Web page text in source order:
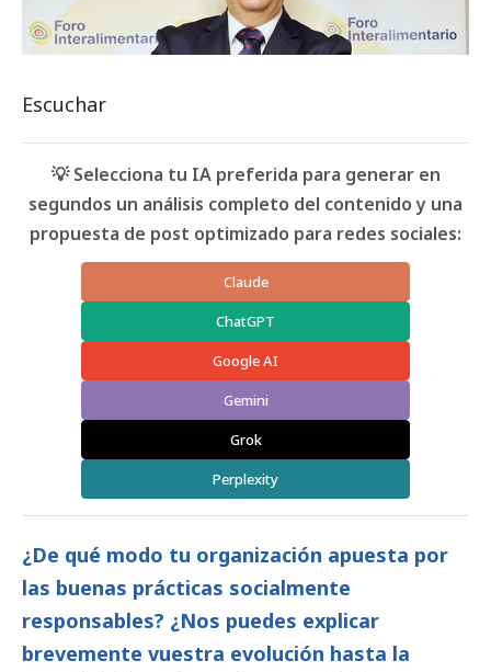
Escuchar
💡 Selecciona tu IA preferida para generar en
segundos un análisis completo del contenido y una
propuesta de post optimizado para redes sociales:
Claude
ChatGPT
Google AI
Gemini
Grok
Perplexity
¿De qué modo tu organización apuesta por
las buenas prácticas socialmente
responsables? ¿Nos puedes explicar
brevemente vuestra evolución hasta la